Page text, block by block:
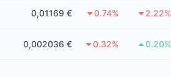
0,01169 € 0.74% 2.22%
0,002036 € 0.32% 0.20%